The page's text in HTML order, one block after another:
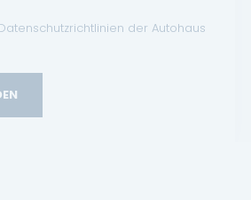
der Autohaus